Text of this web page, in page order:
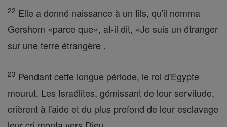
22 Elle a donné naissance à un fils, qu'il nomma
Gershom «parce que», at-il dit, «Je suis un étranger
sur une terre étrangère .
23 Pendant cette longue période, le roi d'Egypte
mourut. Les Israélites, gémissant de leur servitude,
crièrent à l'aide et du plus profond de leur esclavage